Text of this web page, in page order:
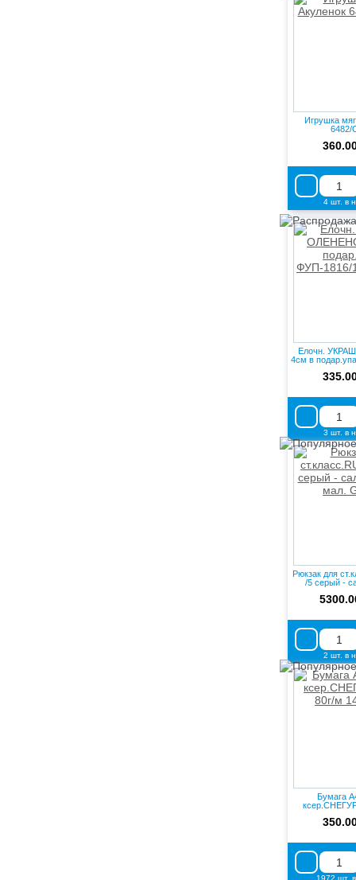
Игрушка
6482/
4 шт. в
Елочн.
4см в
3 шт. в
Рюкзак для
/5 серый -
2 шт. в
Бумага
1972 шт.